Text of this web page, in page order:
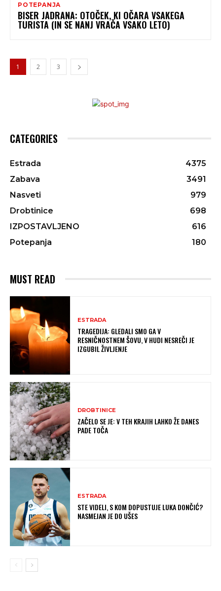
POTEPANJA
BISER JADRANA: OTOČEK, KI OČARA VSAKEGA
TURISTA (IN SE NANJ VRAČA VSAKO LETO)
1 2 3
CATEGORIES
Estrada
4375
Zabava
3491
Nasveti
979
Drobtinice
698
IZPOSTAVLJENO
616
Potepanja
180
MUST READ
ESTRADA
TRAGEDIJA: GLEDALI SMO GA V
RESNIČNOSTNEM ŠOVU, V HUDI NESREČI JE
IZGUBIL ŽIVLJENJE
DROBTINICE
ZAČELO SE JE: V TEH KRAJIH LAHKO ŽE DANES
PADE TOČA
ESTRADA
STE VIDELI, S KOM DOPUSTUJE LUKA DONČIĆ?
NASMEJAN JE DO UŠES